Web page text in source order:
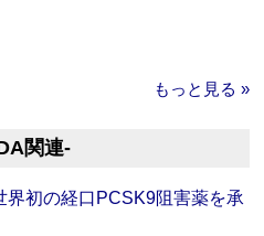
もっと見る »
関連‐
界初の経口PCSK9阻害薬を承